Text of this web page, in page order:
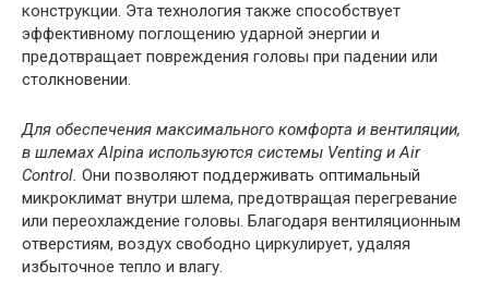
конструкции. Эта технология также способствует
эффективному поглощению ударной энергии и
предотвращает повреждения головы при падении или
столкновении.
Для обеспечения максимального комфорта и вентиляции,
в шлемах Alpina используются системы Venting и Air
Control. Они позволяют поддерживать оптимальный
микроклимат внутри шлема, предотвращая перегревание
или переохлаждение головы. Благодаря вентиляционным
отверстиям, воздух свободно циркулирует, удаляя
избыточное тепло и влагу.